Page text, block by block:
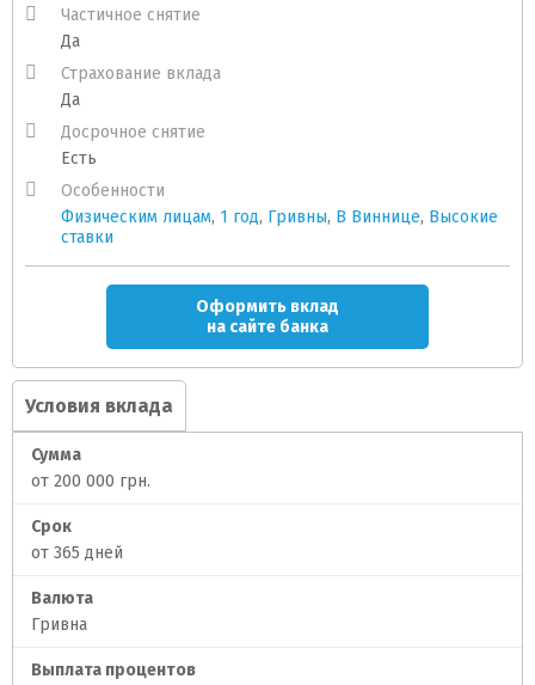
Частичное снятие
Да
Страхование вклада
Да
Досрочное снятие
Есть
Особенности
Физическим лицам, 1 год, Гривны, В Виннице, Высокие
ставки
Оформить вклад
на сайте банка
Условия вклада
Сумма
от 200 000 грн.
Срок
от 365 дней
Валюта
Гривна
Выплата процентов